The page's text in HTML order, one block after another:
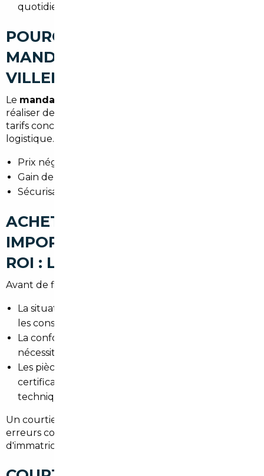
quotidiens et le stationnement en centre-ville.
POURQUOI FAIRE APPEL À UN
MANDATAIRE AUTO À
VILLENEUVE-LE-ROI
Le mandataire auto Villeneuve-le-Roi
réaliser des économies significatives par rapport aux
tarifs concessionnaires français, tout en déléguant la
logistique. Avantages :
Prix négociés auprès de fournisseurs européens.
Gain de temps administratif et logistique.
Sécurisation des paiements et des documents.
ACHETER UNE VOITURE
IMPORTÉE À VILLENEUVE-LE-
ROI : LES POINTS DE VIGILANCE
Avant de finaliser l'achat, vérifiez :
La situation TVA du véhicule (neuf vs occasion) et
les conséquences fiscales.
La conformité aux normes françaises et la
nécessité d'une homologation.
Les pièces pour la demande de carte grise :
certificat de cession, quitus fiscal, contrôle
technique.
Un courtier expérimenté vous aide à éviter les
erreurs coûteuses et à respecter les délais
d'immatriculation dans le Val-de-Marne.